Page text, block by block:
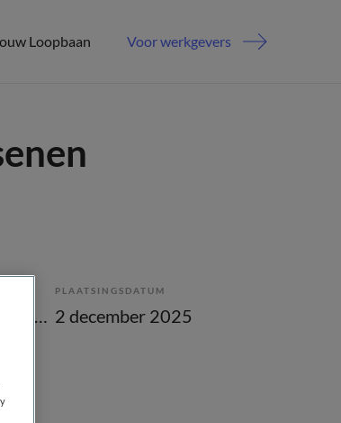
Loopbaan Voor werkgevers
Tijdelijk met uitzicht op vast
PLAATSINGSDATUM
2 december 2025